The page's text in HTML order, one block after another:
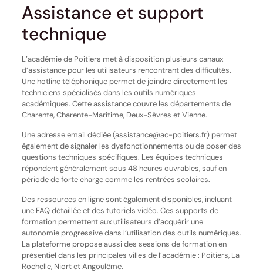
Assistance et support
technique
L’académie de Poitiers met à disposition plusieurs canaux
d’assistance pour les utilisateurs rencontrant des difficultés.
Une hotline téléphonique permet de joindre directement les
techniciens spécialisés dans les outils numériques
académiques. Cette assistance couvre les départements de
Charente, Charente-Maritime, Deux-Sèvres et Vienne.
Une adresse email dédiée (assistance@ac-poitiers.fr) permet
également de signaler les dysfonctionnements ou de poser des
questions techniques spécifiques. Les équipes techniques
répondent généralement sous 48 heures ouvrables, sauf en
période de forte charge comme les rentrées scolaires.
Des ressources en ligne sont également disponibles, incluant
une FAQ détaillée et des tutoriels vidéo. Ces supports de
formation permettent aux utilisateurs d’acquérir une
autonomie progressive dans l’utilisation des outils numériques.
La plateforme propose aussi des sessions de formation en
présentiel dans les principales villes de l’académie : Poitiers, La
Rochelle, Niort et Angoulême.